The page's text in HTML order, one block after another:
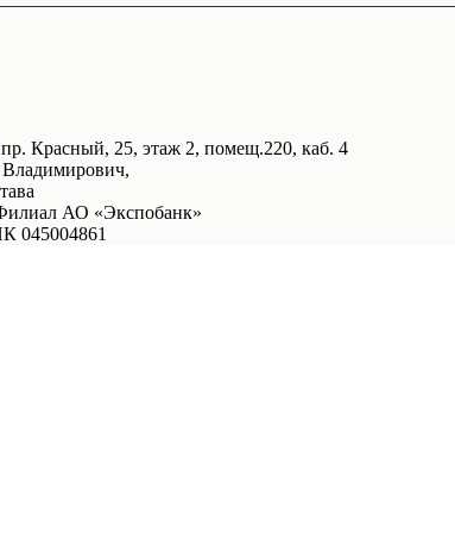
Красный, 25, этаж 2, помещ.220, каб. 4
Владимирович,
АО «Экспобанк»
045004861